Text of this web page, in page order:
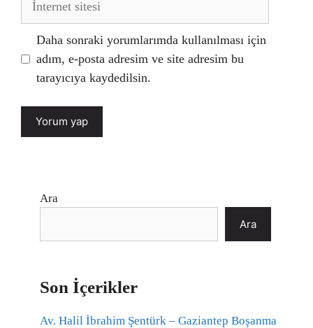
Daha sonraki yorumlarımda kullanılması için
adım, e-posta adresim ve site adresim bu
tarayıcıya kaydedilsin.
Ara
Ara
Son İçerikler
Av. Halil İbrahim Şentürk – Gaziantep Boşanma